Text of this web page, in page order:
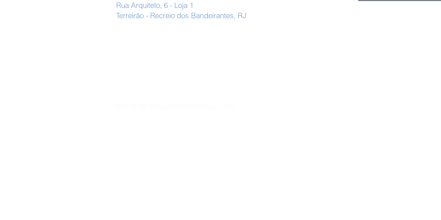
Rua Arquiteto, 6 - Loja 1
Terreirão - Recreio dos Bandeirantes, RJ